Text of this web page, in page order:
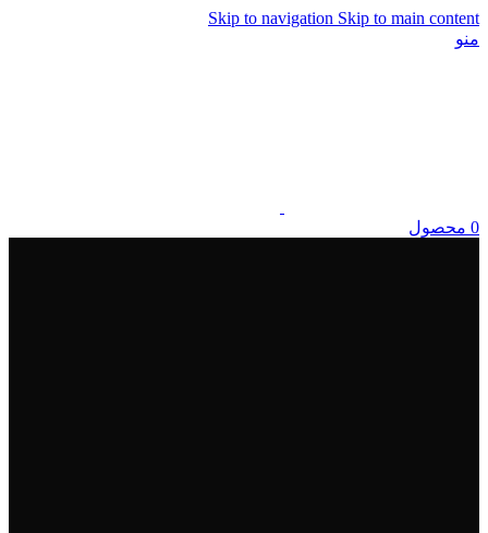
Skip to navigation Skip to main content
منو
0 محصول